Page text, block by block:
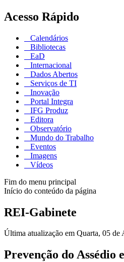
Acesso Rápido
Calendários
Bibliotecas
EaD
Internacional
Dados Abertos
Serviços de TI
Inovação
Portal Integra
IFG Produz
Editora
Observatório
Mundo do Trabalho
Eventos
Imagens
Vídeos
Fim do menu principal
Início do conteúdo da página
REI-Gabinete
Última atualização em Quarta, 05 de
Prevenção do Assédio